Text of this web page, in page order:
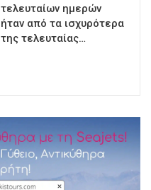
τελευταίων ημερών
ήταν από τα ισχυρότερα
της τελευταίας…